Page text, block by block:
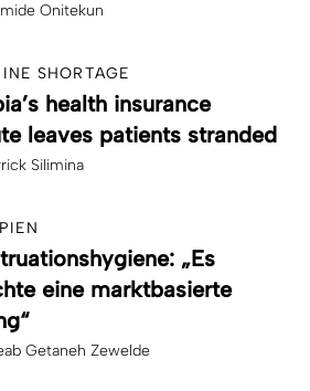
Onitekun
SHORTAGE
health insurance
leaves patients stranded
Silimina
„Es
eine marktbasierte
Getaneh Zewelde